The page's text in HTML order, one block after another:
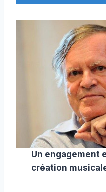
Un engagement
création